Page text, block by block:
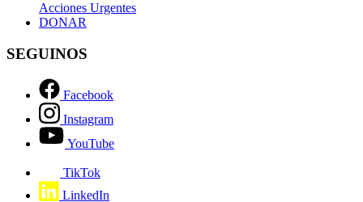
Acciones Urgentes
DONAR
SEGUINOS
Facebook
Instagram
YouTube
TikTok
LinkedIn